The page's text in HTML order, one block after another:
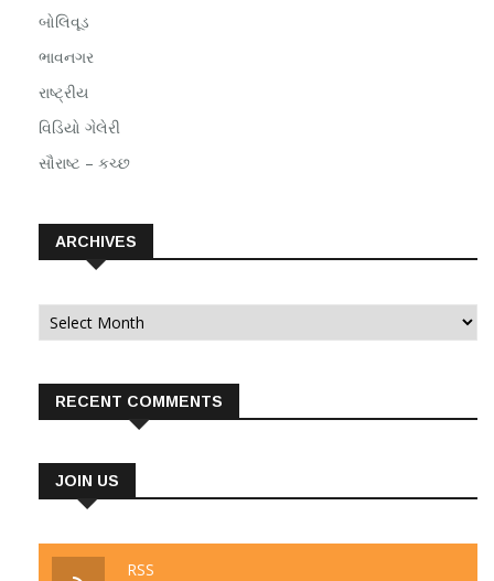
બોલિવૂડ
ભાવનગર
રાષ્ટ્રીય
વિડિયો ગેલેરી
સૌરાષ્ટ – કચ્છ
ARCHIVES
Archives
RECENT COMMENTS
JOIN US
RSS